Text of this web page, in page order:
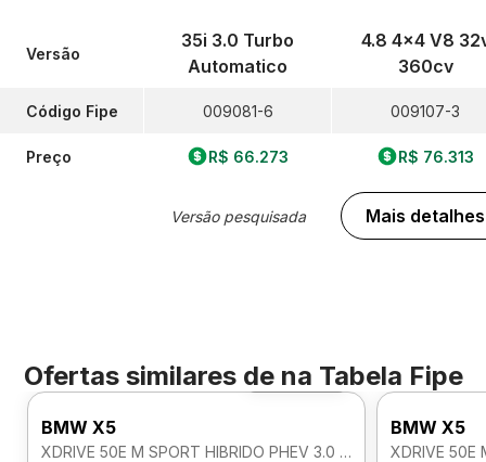
Versão
Código Fipe
Preço
35i 3.0 Turbo
Automatico
009081-6
R$ 66.273
Versão pesquisada
4.8 4x4 V8
360cv
009107-3
R$ 76.313
Mais detalhes
Ofertas similares de na Tabela Fipe
Foto 360º
BMW X5
XDRIVE 50E M SPORT HIBRIDO PHEV 3.0 AUTOMATICO
BMW X5